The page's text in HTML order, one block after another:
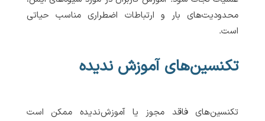
محدودیت‌های بار و ارتباطات اضطراری مناسب حیاتی
است.
تکنسین‌های آموزش ندیده
تکنسین‌های فاقد مجوز یا آموزش‌ندیده ممکن است